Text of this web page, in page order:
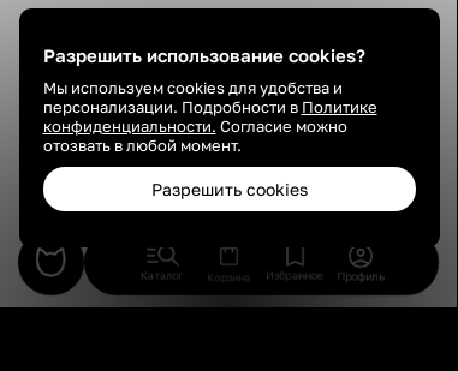
Каталог Корзина Избранное Профиль
Разрешить использование cookies?
Мы используем cookies для удобства и
персонализации. Подробности в Политике
конфиденциальности. Согласие можно
отозвать в любой момент.
Разрешить cookies